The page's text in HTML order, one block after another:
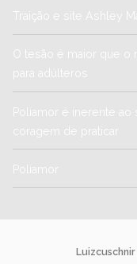
Traição e site Ashley
O tesão é maior que o
para adúlteros
Poliamor é inerente ao
coragem de praticar
Poliamor
Luizcuschnir